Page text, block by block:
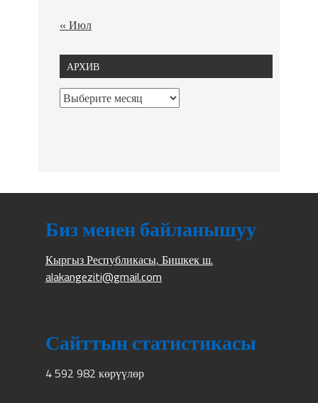
« Июл
АРХИВ
Биз менен байланышуу
Кыргыз Республикасы, Бишкек ш.
alakangeziti@gmail.com
Сайттын статистикасы
4 592 982 көрүүлөр